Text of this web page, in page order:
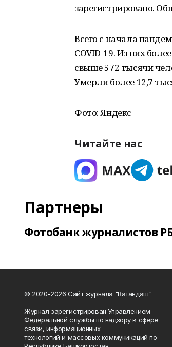
зарегистрировано.
Всего с начала
COVID-19. Из них
свыше 572 тысячи
Умерли более 12,7
Фото: Яндекс
Читайте нас
Партнеры
Фотобанк журналистов
© 2020-2026 Сайт журнала "Ватандаш"
Журнал зарегистрирован Управлением
Федеральной службы по надзору в сфере
связи, информационных
технологий и массовых коммуникаций по